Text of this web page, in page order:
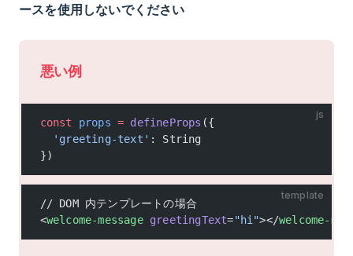
ースを使用しないでください
悪い例
js
const props = defineProps ({
  'greeting-text'
: String
})
template
// DOM 内テンプレートの場合
<welcome-message greetingText="hi"></welcome-